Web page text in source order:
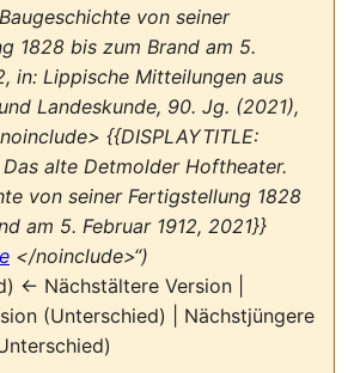
von seiner
1828 bis zum Brand am 5.
in: Lippische Mitteilungen aus
Landeskunde, 90. Jg. (2021),
{{DISPLAYTITLE:
Das alte Detmolder Hoftheater.
von seiner Fertigstellung 1828
am 5. Februar 1912, 2021}}
</noinclude>“)
← Nächstältere Version |
(Unterschied) | Nächstjüngere